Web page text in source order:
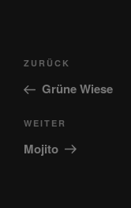
Vorheriger
Beitrag
ZURÜCK
Grüne Wiese
Nächster
Beitrag
WEITER
Mojito